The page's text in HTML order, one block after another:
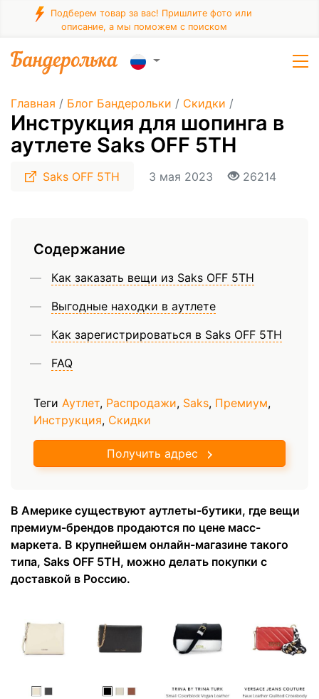
Подберем товар за вас! Пришлите фото или
описание, а мы поможем с поиском
Главная / Блог Бандерольки / Скидки /
Инструкция для шопинга в
аутлете Saks OFF 5TH
Saks OFF 5TH 3 мая 2023 26214
Содержание
Как заказать вещи из Saks OFF 5TH
Выгодные находки в аутлете
Как зарегистрироваться в Saks OFF 5TH
FAQ
Теги Аутлет, Распродажи, Saks, Премиум,
Инструкция, Скидки
Получить адрес
В Америке существуют аутлеты-бутики, где вещи
премиум-брендов продаются по цене масс-
маркета. В крупнейшем онлайн-магазине такого
типа, Saks OFF 5TH, можно делать покупки с
доставкой в Россию.